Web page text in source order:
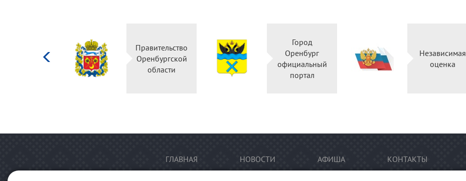
Правительство
Оренбургской
области
Город
Оренбург
официальный
портал
Независимая
оценка
ГЛАВНАЯ НОВОСТИ АФИША КОНТАКТЫ